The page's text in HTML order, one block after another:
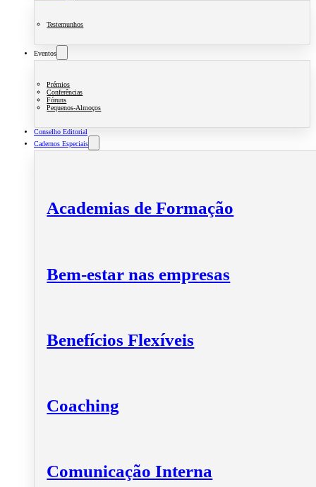
Testemunhos
Eventos
Prémios
Conferências
Fóruns
Pequenos-Almoços
Conselho Editorial
Cadernos Especiais
Academias de Formação
Bem-estar nas empresas
Benefícios Flexíveis
Coaching
Comunicação Interna